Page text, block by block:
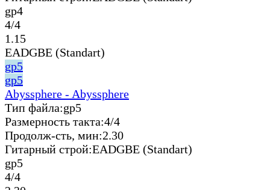
gp4
4/4
1.15
EADGBE (Standart)
gp5
gp5
Abyssphere - Abyssphere
Тип файла:gp5
Размерность такта:4/4
Продолж-сть, мин:2.30
Гитарный строй:EADGBE (Standart)
gp5
4/4